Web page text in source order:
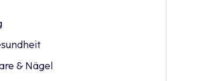
& Nägel